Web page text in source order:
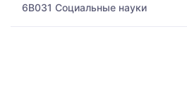
6B031 Социальные науки